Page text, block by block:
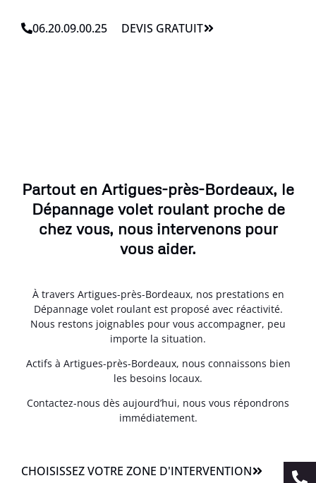
06.20.09.00.25 DEVIS GRATUIT
Partout en Artigues-près-Bordeaux, le
Dépannage volet roulant proche de
chez vous, nous intervenons pour
vous aider.
À travers Artigues-près-Bordeaux, nos prestations en
Dépannage volet roulant est proposé avec réactivité.
Nous restons joignables pour vous accompagner, peu
importe la situation.
Actifs à Artigues-près-Bordeaux, nous connaissons bien
les besoins locaux.
Contactez-nous dès aujourd’hui, nous vous répondrons
immédiatement.
CHOISISSEZ VOTRE ZONE D'INTERVENTION